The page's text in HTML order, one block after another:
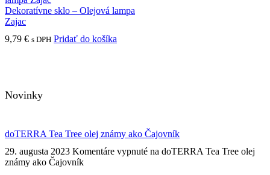
Dekoratívne sklo – Olejová lampa
Zajac
9,79 € s DPH Pridať do košíka
Novinky
doTERRA Tea Tree olej známy ako Čajovník
29. augusta 2023 Komentáre vypnuté na doTERRA Tea Tree olej
známy ako Čajovník